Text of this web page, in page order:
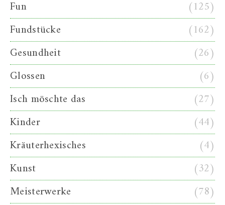
Fun
(125)
Fundstücke
(162)
Gesundheit
(26)
Glossen
(6)
Isch möschte das
(27)
Kinder
(44)
Kräuterhexisches
(4)
Kunst
(32)
Meisterwerke
(78)